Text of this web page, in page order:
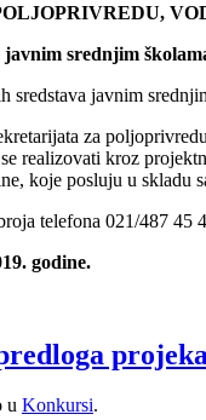
srednjim
sredstava javnim
za
realizovati kroz
koje posluju u skladu
telefona 021/487 45
godine.
u Konkursi.